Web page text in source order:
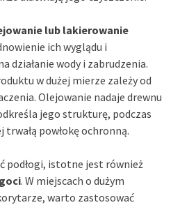
lub lakierowanie
ich wyglądu i
działanie wody i zabrudzenia.
w dużej mierze zależy od
Olejowanie nadaje drewnu
jego strukturę, podczas
powłokę ochronną.
podłogi, istotne jest również
. W miejscach o dużym
warto zastosować